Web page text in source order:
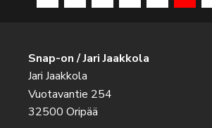
Snap-on / Jari Jaakkola
Jari Jaakkola
Vuotavantie 254
32500 Oripää